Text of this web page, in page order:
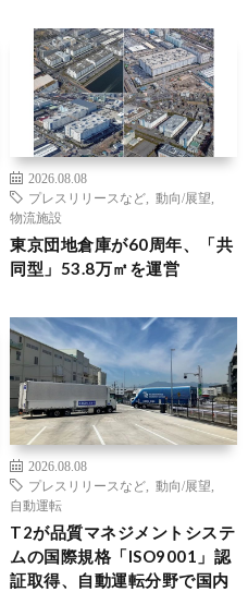
2026.08.08
プレスリリースなど
動向/展望
物流施設
東京団地倉庫が60周年、「共
同型」53.8万㎡を運営
2026.08.08
プレスリリースなど
動向/展望
自動運転
T2が品質マネジメントシステ
ムの国際規格「ISO9001」認
証取得、自動運転分野で国内